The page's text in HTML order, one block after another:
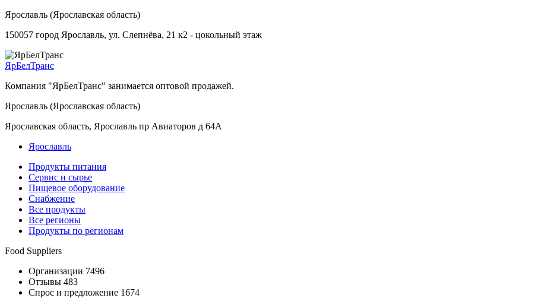
Ярославль (Ярославская область)
150057 город Ярославль, ул. Слепнёва, 21 к2 - цокольный этаж
ЯрБелТранс
Компания "ЯрБелТранс" занимается оптовой продажей.
Ярославль (Ярославская область)
Ярославская область, Ярославль пр Авиаторов д 64А
Ярославль
Продукты питания
Сервис и сырье
Пищевое оборудование
Снабжение
Все продукты
Все регионы
Продукты по регионам
Food Suppliers
Организации 7496
Отзывы 483
Спрос и предложение 1674